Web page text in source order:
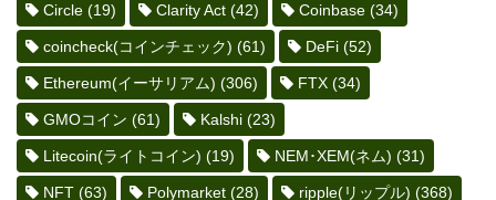
Circle (19) Clarity Act (42) Coinbase (34)
coincheck(コインチェック) (61) DeFi (52)
Ethereum(イーサリアム) (306) FTX (34)
GMOコイン (61) Kalshi (23)
Litecoin(ライトコイン) (19) NEM･XEM(ネム) (31)
NFT (63) Polymarket (28) ripple(リップル) (368)